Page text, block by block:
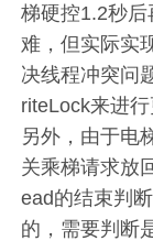
梯硬控1.2秒
难，但实际实
决线程冲突问
riteLock来进行
另外，由于电
关乘梯请求放
ead的结束判
的，需要判断